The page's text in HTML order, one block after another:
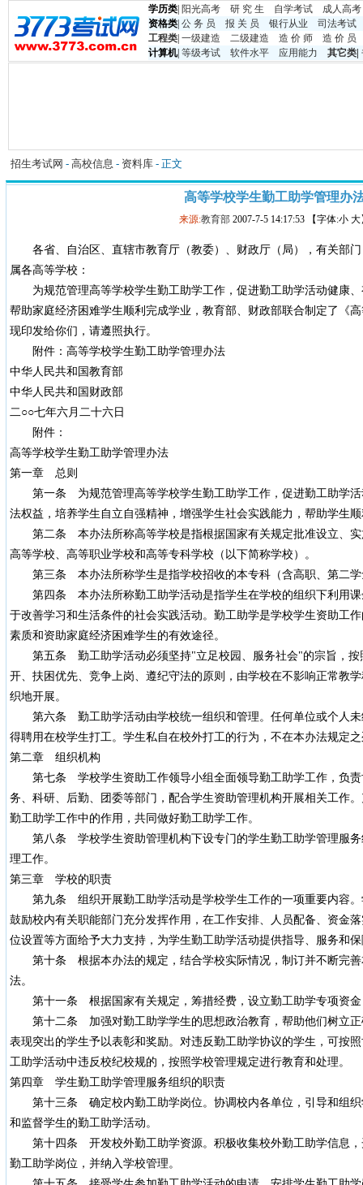
学历类 阳光高考 研 究 生 自学考试
成人高考
资格类 公 务 员 报 关 员 银行从业
司法考试
工程类 一级建造 二级建造 造 价 师
造 价 员
计算机| 等级考试 软件水平 应用能力 其它类
招生考试网 - 高校信息 - 资料库 - 正文
高等学校学生勤工助学管理办
来源:教育部 2007-7-5 14:17:53 【字体:小 大
各省、自治区、直辖市教育厅（教委）、财政厅（局），有关部
属各高等学校：
为规范管理高等学校学生勤工助学工作，促进勤工助学活动健康、
帮助家庭经济困难学生顺利完成学业，教育部、财政部联合制定了《
现印发给你们，请遵照执行。
附件：高等学校学生勤工助学管理办法
中华人民共和国教育部
中华人民共和国财政部
二○○七年六月二十六日
附件：
高等学校学生勤工助学管理办法
第一章 总则
第一条 为规范管理高等学校学生勤工助学工作，促进勤工助学活
法权益，培养学生自立自强精神，增强学生社会实践能力，帮助学生
第二条 本办法所称高等学校是指根据国家有关规定批准设立、实
高等学校、高等职业学校和高等专科学校（以下简称学校）。
第三条 本办法所称学生是指学校招收的本专科（含高职、第二学
第四条 本办法所称勤工助学活动是指学生在学校的组织下利用课
于改善学习和生活条件的社会实践活动。勤工助学是学校学生资助工
素质和资助家庭经济困难学生的有效途径。
第五条 勤工助学活动必须坚持"立足校园、服务社会"的宗旨，按
开、扶困优先、竞争上岗、遵纪守法的原则，由学校在不影响正常教
织地开展。
第六条 勤工助学活动由学校统一组织和管理。任何单位或个人未
得聘用在校学生打工。学生私自在校外打工的行为，不在本办法规定
第二章 组织机构
第七条 学校学生资助工作领导小组全面领导勤工助学工作，负责
务、科研、后勤、团委等部门，配合学生资助管理机构开展相关工作
勤工助学工作中的作用，共同做好勤工助学工作。
第八条 学校学生资助管理机构下设专门的学生勤工助学管理服务
理工作。
第三章 学校的职责
第九条 组织开展勤工助学活动是学校学生工作的一项重要内容。
鼓励校内有关职能部门充分发挥作用，在工作安排、人员配备、资金
位设置等方面给予大力支持，为学生勤工助学活动提供指导、服务和
第十条 根据本办法的规定，结合学校实际情况，制订并不断完善
法。
第十一条 根据国家有关规定，筹措经费，设立勤工助学专项资金
第十二条 加强对勤工助学学生的思想政治教育，帮助他们树立正
表现突出的学生予以表彰和奖励。对违反勤工助学协议的学生，可按
工助学活动中违反校纪校规的，按照学校管理规定进行教育和处理。
第四章 学生勤工助学管理服务组织的职责
第十三条 确定校内勤工助学岗位。协调校内各单位，引导和组织
和监督学生的勤工助学活动。
第十四条 开发校外勤工助学资源。积极收集校外勤工助学信息，
勤工助学岗位，并纳入学校管理。